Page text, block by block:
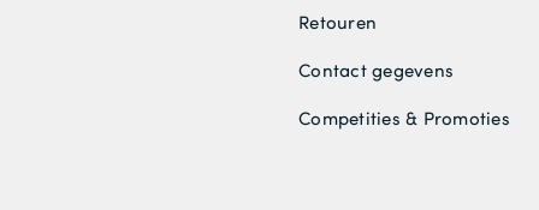
Retouren
Contact gegevens
Competities & Promoties